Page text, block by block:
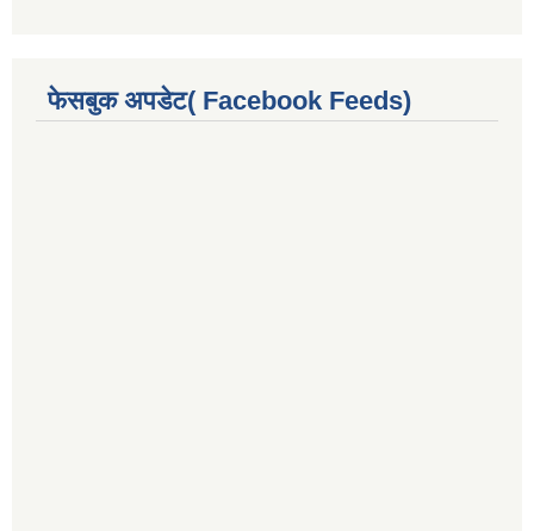
फेसबुक अपडेट( Facebook Feeds)